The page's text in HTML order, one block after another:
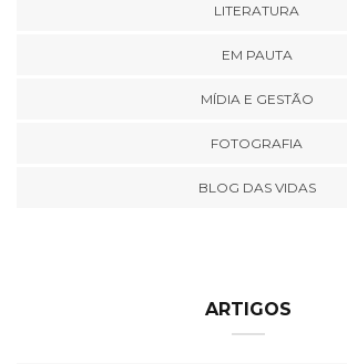
LITERATURA
EM PAUTA
MÍDIA E GESTÃO
FOTOGRAFIA
BLOG DAS VIDAS
ARTIGOS